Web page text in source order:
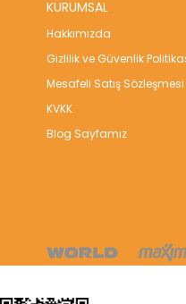
KURUMSAL
Hakkımızda
Gizlilik ve Güvenlik
Mesafeli Satış Sözleşmesi
KVKK
Blog Sayfamız